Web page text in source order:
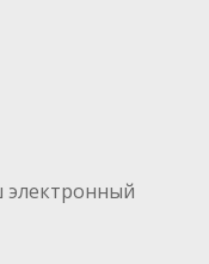
электронный